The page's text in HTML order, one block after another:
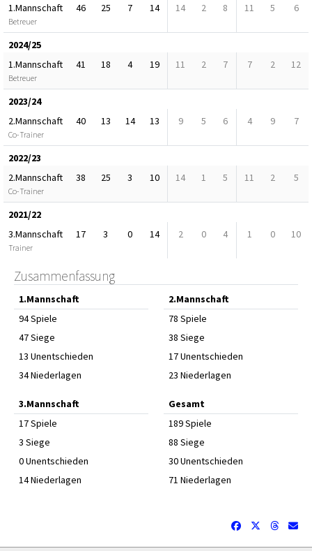
1.Mannschaft
Betreuer
46 25 7 14 14 2 8 11 5 6
2024/25
1.Mannschaft
Betreuer
41 18 4 19 11 2 7 7 2 12
2023/24
2.Mannschaft
Co-Trainer
40 13 14 13 9 5 6 4 9 7
2022/23
2.Mannschaft
Co-Trainer
38 25 3 10 14 1 5 11 2 5
2021/22
3.Mannschaft
Trainer
17 3 0 14 2 0 4 1 0 10
Zusammenfassung
1.Mannschaft
94 Spiele
47 Siege
13 Unentschieden
34 Niederlagen
2.Mannschaft
78 Spiele
38 Siege
17 Unentschieden
23 Niederlagen
3.Mannschaft
17 Spiele
3 Siege
0 Unentschieden
14 Niederlagen
Gesamt
189 Spiele
88 Siege
30 Unentschieden
71 Niederlagen